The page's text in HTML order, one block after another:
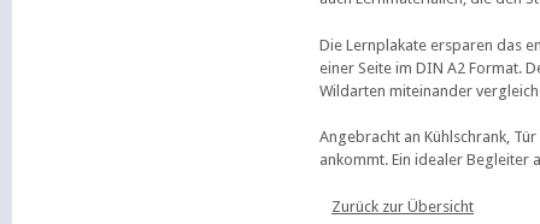
Die Lernplakate ersparen das
einer Seite im DIN A2 Format.
Wildarten miteinander
Angebracht an Kühlschrank,
ankommt. Ein idealer Begleiter
Zurück zur Übersicht